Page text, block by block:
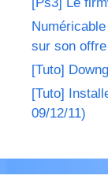
sur son
[Tuto]
[Tuto]
09/12/11)